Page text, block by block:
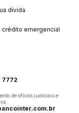
dívida
emergencial
7772
de ofícios judiciais e